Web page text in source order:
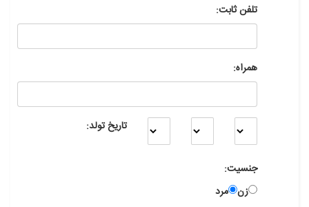
تلفن ثابت:
همراه:
تاریخ تولد:
جنسیت:
زن مرد